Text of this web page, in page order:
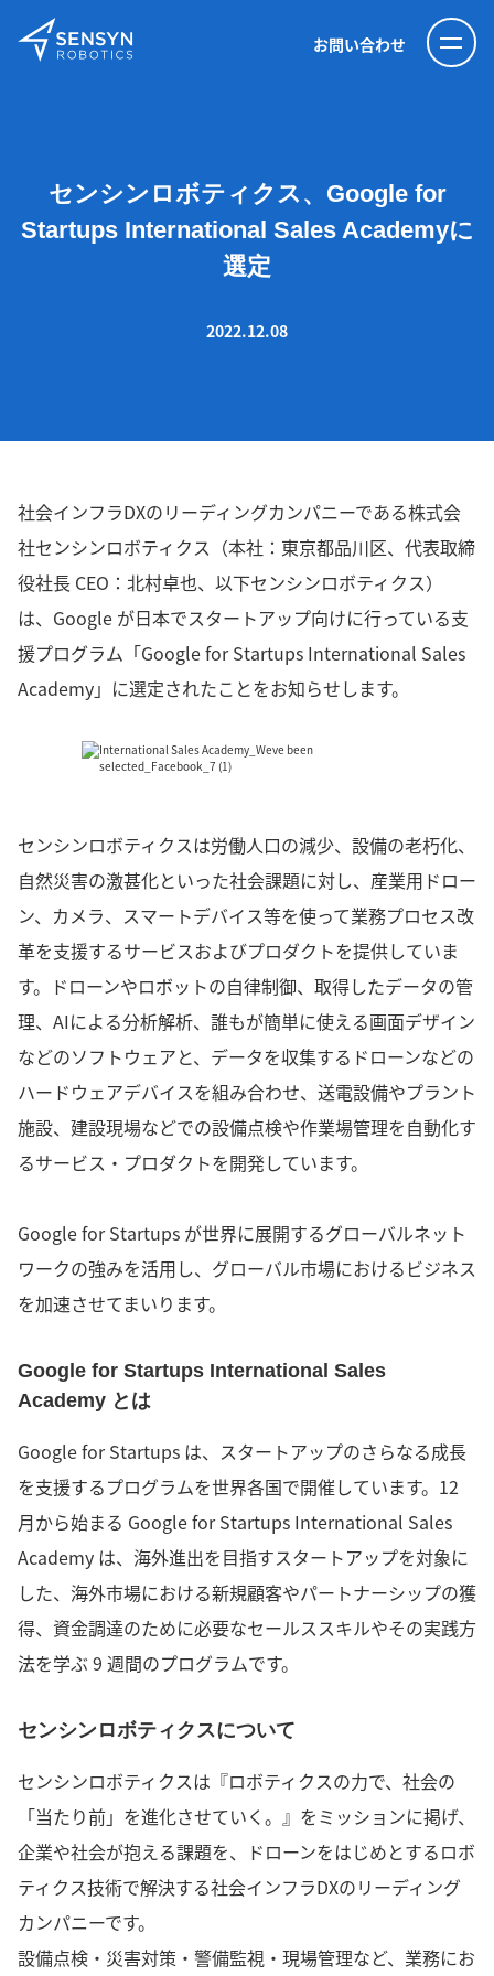
お問い合わせ
センシンロボティクス、Google for
Startups International Sales Academyに
選定
2022.12.08
社会インフラDXのリーディングカンパニーである株式会
社センシンロボティクス（本社：東京都品川区、代表取締
役社長 CEO：北村卓也、以下センシンロボティクス）
は、Google が日本でスタートアップ向けに行っている支
援プログラム「Google for Startups International Sales
Academy」に選定されたことをお知らせします。
センシンロボティクスは労働人口の減少、設備の老朽化、
自然災害の激甚化といった社会課題に対し、産業用ドロー
ン、カメラ、スマートデバイス等を使って業務プロセス改
革を支援するサービスおよびプロダクトを提供していま
す。ドローンやロボットの自律制御、取得したデータの管
理、AIによる分析解析、誰もが簡単に使える画面デザイン
などのソフトウェアと、データを収集するドローンなどの
ハードウェアデバイスを組み合わせ、送電設備やプラント
施設、建設現場などでの設備点検や作業場管理を自動化す
るサービス・プロダクトを開発しています。
Google for Startups が世界に展開するグローバルネット
ワークの強みを活用し、グローバル市場におけるビジネス
を加速させてまいります。
Google for Startups International Sales
Academy とは
Google for Startups は、スタートアップのさらなる成長
を支援するプログラムを世界各国で開催しています。12
月から始まる Google for Startups International Sales
Academy は、海外進出を目指すスタートアップを対象に
した、海外市場における新規顧客やパートナーシップの獲
得、資金調達のために必要なセールススキルやその実践方
法を学ぶ 9 週間のプログラムです。
センシンロボティクスについて
センシンロボティクスは『ロボティクスの力で、社会の
「当たり前」を進化させていく。』をミッションに掲げ、
企業や社会が抱える課題を、ドローンをはじめとするロボ
ティクス技術で解決する社会インフラDXのリーディング
カンパニーです。
設備点検・災害対策・警備監視・現場管理など、業務にお